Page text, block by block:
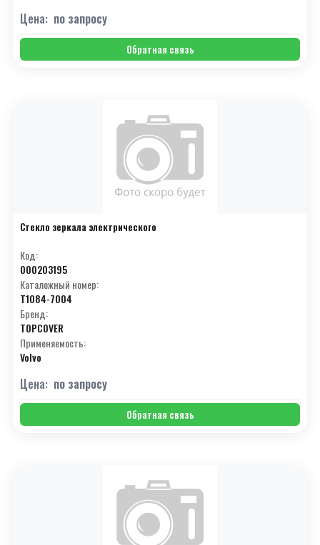
Цена: по запросу
Обратная связь
Стекло зеркала электрического
Код:
000203195
Каталожный номер:
T1084-7004
Бренд:
TOPCOVER
Применяемость:
Volvo
Цена: по запросу
Обратная связь